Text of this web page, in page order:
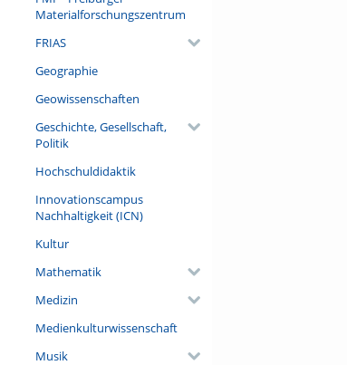
Materialforschungszentrum
FRIAS
Geographie
Geowissenschaften
Geschichte, Gesellschaft,
Politik
Hochschuldidaktik
Innovationscampus
Nachhaltigkeit (ICN)
Kultur
Mathematik
Medizin
Medienkulturwissenschaft
Musik